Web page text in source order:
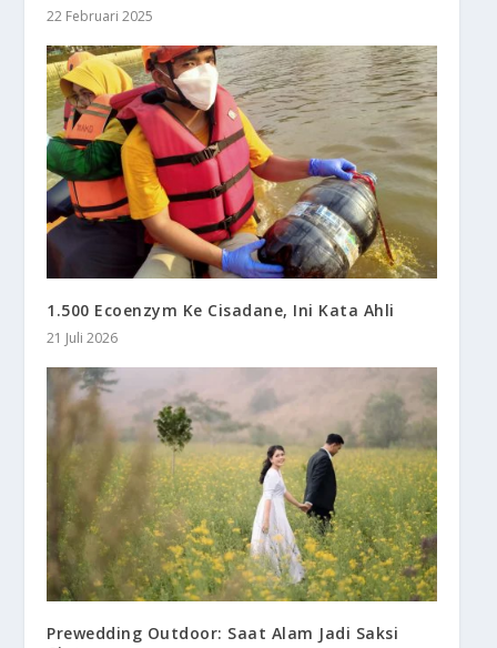
22 Februari 2025
1.500 Ecoenzym Ke Cisadane, Ini Kata Ahli
21 Juli 2026
Prewedding Outdoor: Saat Alam Jadi Saksi